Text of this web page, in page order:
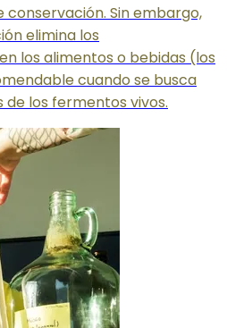
Sin embargo,
elimina los
los alimentos o bebidas (los
cuando se busca
los fermentos vivos.